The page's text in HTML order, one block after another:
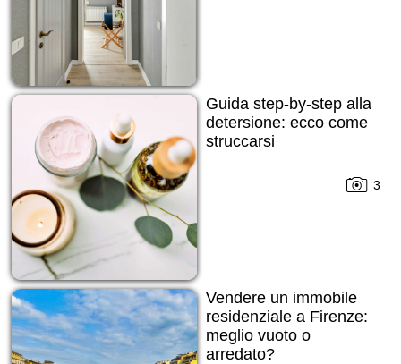
Guida step-by-step alla
detersione: ecco come
struccarsi
3
Vendere un immobile
residenziale a Firenze:
meglio vuoto o
arredato?